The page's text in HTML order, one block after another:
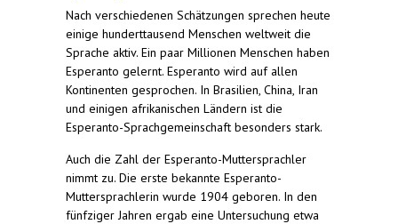
Nach verschiedenen Schätzungen sprechen heute
einige hunderttausend Menschen weltweit die
Sprache aktiv. Ein paar Millionen Menschen haben
Esperanto gelernt. Esperanto wird auf allen
Kontinenten gesprochen. In Brasilien, China, Iran
und einigen afrikanischen Ländern ist die
Esperanto-Sprachgemeinschaft besonders stark.
Auch die Zahl der Esperanto-Muttersprachler
nimmt zu. Die erste bekannte Esperanto-
Muttersprachlerin wurde 1904 geboren. In den
fünfziger Jahren ergab eine Untersuchung etwa